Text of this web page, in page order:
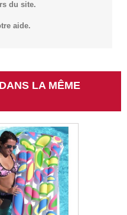
du site.
aide.
LA MÊME